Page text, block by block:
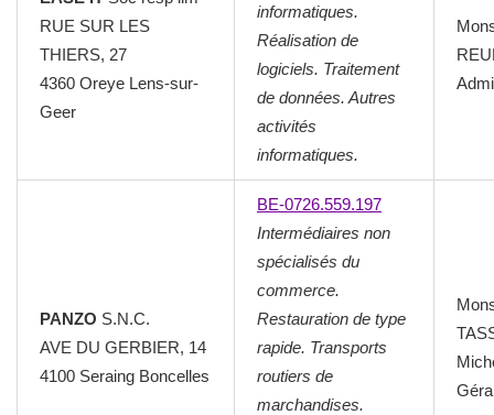
RUE SUR LES
THIERS, 27
4360 Oreye Lens-sur-
Geer
informatiques.
Réalisation de
logiciels. Traitement
de données. Autres
activités
informatiques.
PANZO S.N.C.
AVE DU GERBIER, 14
4100 Seraing Boncelles
BE-0726.559.197
Intermédiaires non
spécialisés du
commerce.
Restauration de type
rapide. Transports
routiers de
marchandises.